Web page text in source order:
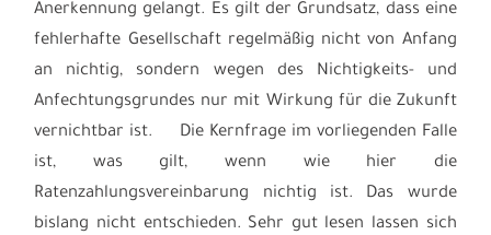
Anerkennung gelangt. Es gilt der Grundsatz, dass eine
fehlerhafte Gesellschaft regelmäßig nicht von Anfang
an nichtig, sondern wegen des Nichtigkeits- und
Anfechtungsgrundes nur mit Wirkung für die Zukunft
vernichtbar ist. Die Kernfrage im vorliegenden Falle
ist, was gilt, wenn wie hier die
Ratenzahlungsvereinbarung nichtig ist. Das wurde
bislang nicht entschieden. Sehr gut lesen lassen sich